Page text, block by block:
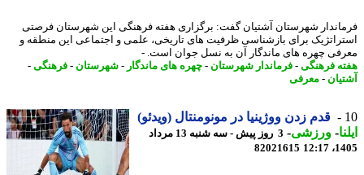
شهرستان آشتیان گفت: برگزاری هفته فرهنگی این شهرستان فرصتی
برای بازشناسی ظرفیت های تاریخی، علمی و اجتماعی این منطقه و
چهره های ماندگار آن به نسل جوان است. -
فرهنگی-فرماندار شهرستان-چهره های ماندگار-شهرستان-فرهنگی-
-معرفی
قدم زدن ووژینیا در مونومنتال (ویدئو)
-ورزشی-
3 روز پیش - سه شنبه 13 مرداد
82021615